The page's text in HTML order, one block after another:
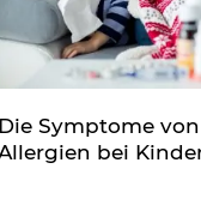
Die Symptome von
bei